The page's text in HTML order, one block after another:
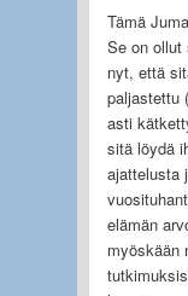
Tämä
Se on ollut
nyt, että
paljastettu
asti
sitä löydä
ajattelusta
elämän
myöskään